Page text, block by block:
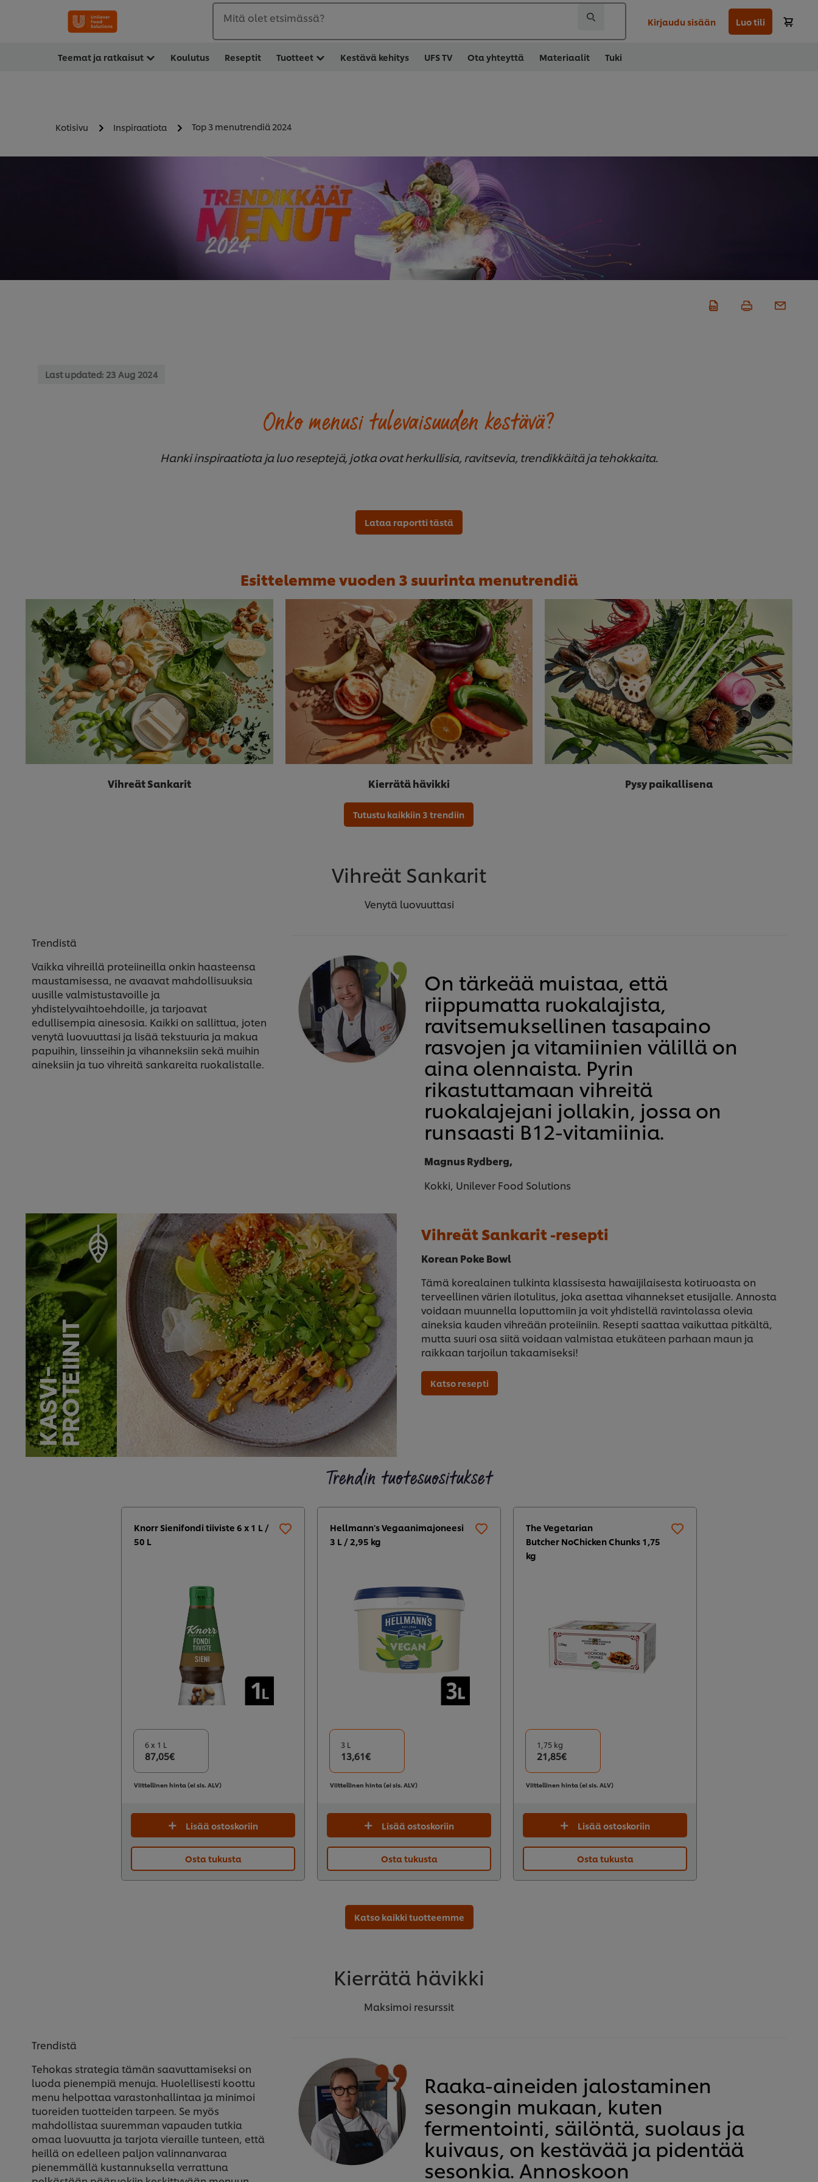
Mitä olet etsimässä? Kirjaudu sisään Luo tili
Teemat ja ratkaisut Koulutus Reseptit Tuotteet Kestävä kehitys UFS TV Ota yhteyttä Materiaalit Tuki
Kotisivu Inspiraatiota Top 3 menutrendiä 2024
Last updated: 23 Aug 2024
Onko menusi tulevaisuuden kestävä?
Hanki inspiraatiota ja luo reseptejä, jotka ovat herkullisia, ravitsevia, trendikkäitä ja tehokkaita.
Lataa raportti tästä
Esittelemme vuoden 3 suurinta menutrendiä
Vihreät Sankarit Kierrätä hävikki Pysy paikallisena
Tutustu kaikkiin 3 trendiin
Vihreät Sankarit
Venytä luovuuttasi
Trendistä
Vaikka vihreillä proteiineilla onkin haasteensa
maustamisessa, ne avaavat mahdollisuuksia
uusille valmistustavoille ja
yhdistelyvaihtoehdoille, ja tarjoavat
edullisempia ainesosia. Kaikki on sallittua, joten
venytä luovuuttasi ja lisää tekstuuria ja makua
papuihin, linsseihin ja vihanneksiin sekä muihin
aineksiin ja tuo vihreitä sankareita ruokalistalle.
On tärkeää muistaa, että
riippumatta ruokalajista,
ravitsemuksellinen tasapaino
rasvojen ja vitamiinien välillä on
aina olennaista. Pyrin
rikastuttamaan vihreitä
ruokalajejani jollakin, jossa on
runsaasti B12-vitamiinia.
Magnus Rydberg,
Kokki, Unilever Food Solutions
Vihreät Sankarit -resepti
Korean Poke Bowl
Tämä korealainen tulkinta klassisesta hawaijilaisesta kotiruoasta on
terveellinen värien ilotulitus, joka asettaa vihannekset etusijalle. Annosta
voidaan muunnella loputtomiin ja voit yhdistellä ravintolassa olevia
aineksia kauden vihreään proteiiniin. Resepti saattaa vaikuttaa pitkältä,
mutta suuri osa siitä voidaan valmistaa etukäteen parhaan maun ja
raikkaan tarjoilun takaamiseksi!
Katso resepti
Trendin tuotesuositukset
Knorr Sienifondi tiiviste 6 x 1 L /
50 L
6 x 1 L
87,05€
Viittellinen hinta (ei sis. ALV)
Lisää ostoskoriin
Osta tukusta
Hellmann's Vegaanimajoneesi
3 L / 2,95 kg
3 L
13,61€
Viittellinen hinta (ei sis. ALV)
Lisää ostoskoriin
Osta tukusta
The Vegetarian
Butcher NoChicken Chunks 1,75
kg
1,75 kg
21,85€
Viittellinen hinta (ei sis. ALV)
Lisää ostoskoriin
Osta tukusta
Katso kaikki tuotteemme
Kierrätä hävikki
Maksimoi resurssit
Trendistä
Tehokas strategia tämän saavuttamiseksi on
luoda pienempiä menuja. Huolellisesti koottu
menu helpottaa varastonhallintaa ja minimoi
tuoreiden tuotteiden tarpeen. Se myös
mahdollistaa suuremman vapauden tutkia
omaa luovuutta ja tarjota vieraille tunteen, että
heillä on edelleen paljon valinnanvaraa
pienemmällä kustannuksella verrattuna
Raaka-aineiden jalostaminen
sesongin mukaan, kuten
fermentointi, säilöntä, suolaus ja
kuivaus, on kestävää ja pidentää
sesonkia. Annoskoon